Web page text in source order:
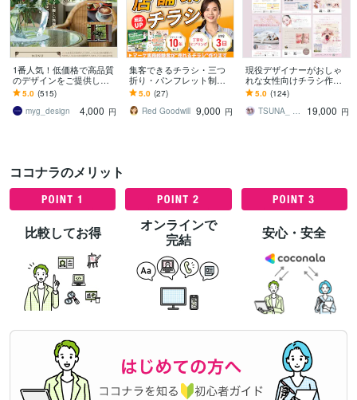
1番人気！低価格で高品質
のデザインをご提供しま
す A6/ハガキサイズ 個人
経営やサロン、ショップ
にオススメ！
5.0 (515)
myg_design
4,000 円
集客できるチラシ・三つ
折り・パンフレット制作
します 店舗キャンペー
ン・イベント集客支援
5.0 (27)
Red Goodwill 9,000 円
現役デザイナーがおしゃ
れな女性向けチラシ作成
します ペット、トリミン
グ、美容、クリニック、
サロン、エステなど
5.0 (124)
TSUNA_ design
19,000 円
ココナラのメリット
比較してお得
オンラインで
完結
安心・安全